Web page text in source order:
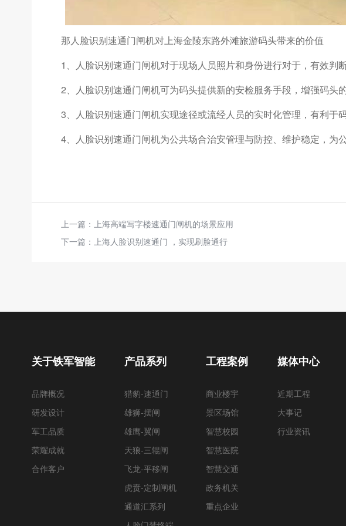
那人脸识别速通门闸机对上海金陵东路外滩旅游码头带来的价值
1、人脸识别速通门闸机对于现场人员照片和身份进行对于，有效判
2、人脸识别速通门闸机可为码头提供新的安检服务手段，增强码头
3、人脸识别速通门闸机实现途径或流经人员的实时化管理，有利于
4、人脸识别速通门闸机为公共场合治安管理与防控、维护稳定，为
上一篇： 上海高端写字楼速通门闸机的场景应用
下一篇： 上海人脸识别速通门 ，实现刷脸通行
关于铁军智能
品牌概况
研发设计
军工品质
荣耀成就
合作客户
产品系列
猎豹-速通门
雄狮-摆闸
雄鹰-翼闸
天狼-三辊闸
飞龙-平移闸
虎贲-定制闸机
通道汇系列
工程案例
商业楼宇
景区场馆
智慧校园
智慧医院
智慧交通
政务机关
重点企业
媒体中心
近期工程
大事记
行业资讯